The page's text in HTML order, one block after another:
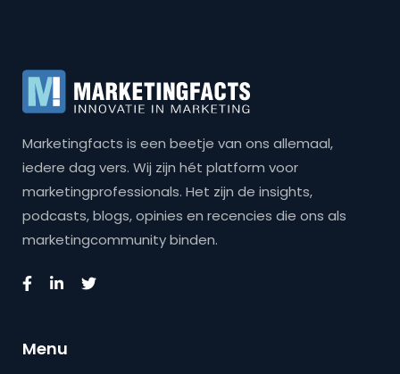
Marketingfacts is een beetje van ons allemaal,
iedere dag vers. Wij zijn hét platform voor
marketingprofessionals. Het zijn de insights,
podcasts, blogs, opinies en recencies die ons als
marketingcommunity binden.
Menu